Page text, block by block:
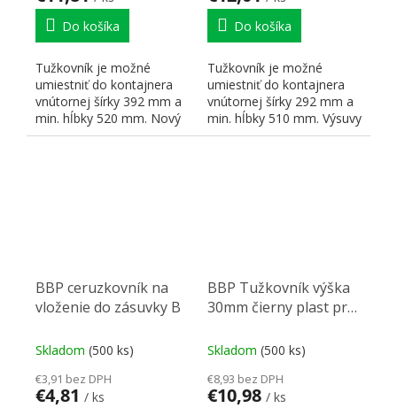
Do košíka
Tužkovník je možné
umiestniť do kontajnera
vnútornej šírky 392 mm a
min. hĺbky 520 mm. Nový
typ ceruzkovníka od...
Do košíka
Tužkovník je možné
umiestniť do kontajnera
vnútornej šírky 292 mm a
min. hĺbky 510 mm. Výsuvy
pre tento ceruzkovník...
BBP ceruzkovník na
vloženie do zásuvky B
Skladom (500 ks)
€3,91 bez DPH
€4,81 / ks
BBP Tužkovník výška
30mm čierny plast pre
Skladom (500 ks)
€8,93 bez DPH
€10,98 / ks